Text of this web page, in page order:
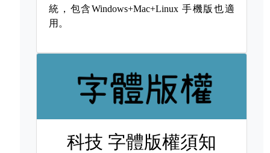
統，包含Windows+Mac+Linux 手機版也適
用。
科技 字體版權須知